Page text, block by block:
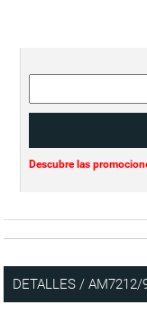
Descubre las
DETALLES / AM7212/